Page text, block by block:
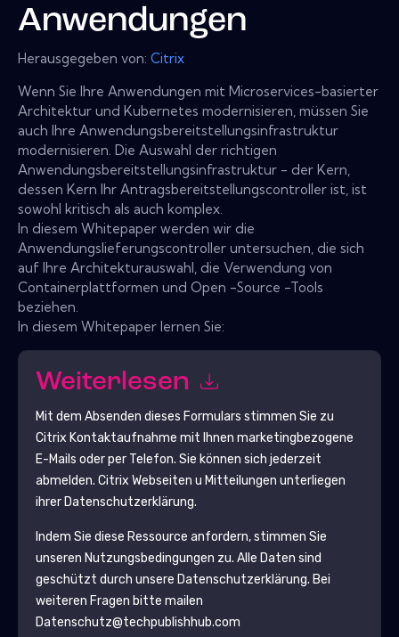
Anwendungen
Herausgegeben von: Citrix
Wenn Sie Ihre Anwendungen mit Microservices-basierter
Architektur und Kubernetes modernisieren, müssen Sie
auch Ihre Anwendungsbereitstellungsinfrastruktur
modernisieren. Die Auswahl der richtigen
Anwendungsbereitstellungsinfrastruktur - der Kern,
dessen Kern Ihr Antragsbereitstellungscontroller ist, ist
sowohl kritisch als auch komplex.
In diesem Whitepaper werden wir die
Anwendungslieferungscontroller untersuchen, die sich
auf Ihre Architekturauswahl, die Verwendung von
Containerplattformen und Open -Source -Tools
beziehen.
In diesem Whitepaper lernen Sie:
Weiterlesen
Mit dem Absenden dieses Formulars stimmen Sie zu
Citrix Kontaktaufnahme mit Ihnen marketingbezogene
E-Mails oder per Telefon. Sie können sich jederzeit
abmelden. Citrix Webseiten u Mitteilungen unterliegen
ihrer Datenschutzerklärung.
Indem Sie diese Ressource anfordern, stimmen Sie
unseren Nutzungsbedingungen zu. Alle Daten sind
geschützt durch unsere Datenschutzerklärung. Bei
weiteren Fragen bitte mailen
Datenschutz@techpublishhub.com